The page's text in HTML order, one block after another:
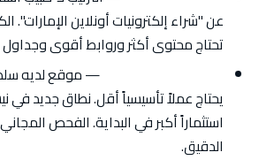
عن "شراء إلكترونيات أونلاين الإمارات".
تحتاج محتوى أكثر وروابط أقوى
— موقع لديه
يحتاج عملاً تأسيسياً أقل. نطاق جديد في
استثماراً أكبر في البداية. الفحص
الدقيق.